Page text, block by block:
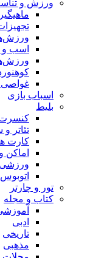
ورزش و
اسب و
اسباب‌ بازی
بلیط
تئاتر و
کارت
ورزشی
تور و چارتر
کتاب و مجله
ادبی
تاریخی
مذهبی